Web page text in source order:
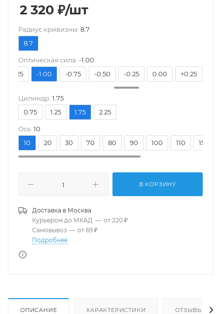
2 320 ₽/шт
Pадиус кривизны: 8.7
8.7
Оптическая сила: -1.00
-1.25
-1.00 -0.75 -0.50 -0.25 0.00 +0.25
Цилиндр: 1.75
0.75
1.25 1.75 2.25
Ось: 10
10
20 30 70 80 90 100 110 150
В КОРЗИНУ
Доставка в Москва
Курьером до МКАД — от 220 ₽
Самовывоз — от 69 ₽
Подробнее
ОПИСАНИЕ ХАРАКТЕРИСТИКИ ОТЗЫВЫ